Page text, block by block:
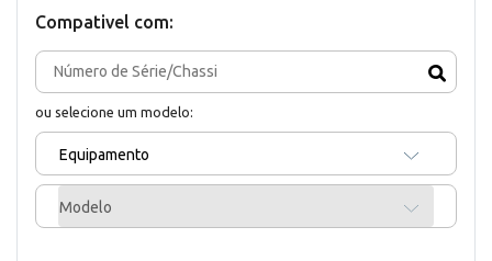
Compativel com:
ou selecione um modelo:
Equipamento
Modelo